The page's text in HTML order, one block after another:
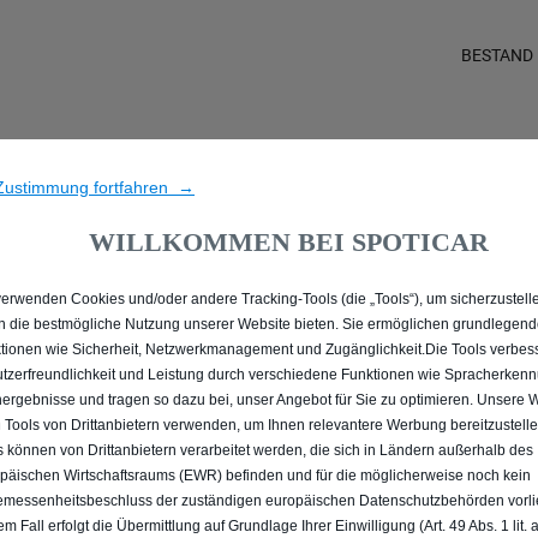
BESTAND
ALLE
fortfahren →
WILLKOMMEN BEI SPOTICAR
Cookies und/oder andere Tracking-Tools (die „Tools“), um
die bestmögliche Nutzung unserer Website bieten. Sie ermöglichen
wie Sicherheit, Netzwerkmanagement und Zugänglichkeit.Die Tools
und Leistung durch verschiedene Funktionen wie
und tragen so dazu bei, unser Angebot für Sie zu optimieren. Unsere
Tools von Drittanbietern verwenden, um Ihnen relevantere Werbung
können von Drittanbietern verarbeitet werden, die sich in Ländern außerhalb des
Wirtschaftsraums (EWR) befinden und für die möglicherweise noch kein
der zuständigen europäischen Datenschutzbehörden
Fall erfolgt die Übermittlung auf Grundlage Ihrer Einwilligung (Art. 49 Abs. 1 lit.